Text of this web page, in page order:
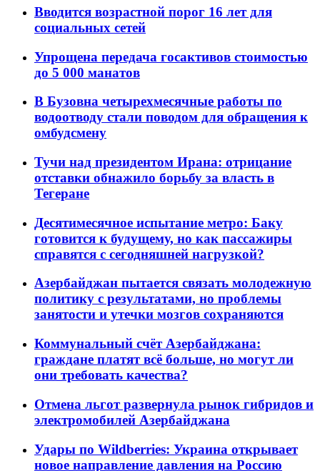
Вводится возрастной порог 16 лет для
социальных сетей
Упрощена передача госактивов стоимостью
до 5 000 манатов
В Бузовна четырехмесячные работы по
водоотводу стали поводом для обращения к
омбудсмену
Тучи над президентом Ирана: отрицание
отставки обнажило борьбу за власть в
Тегеране
Десятимесячное испытание метро: Баку
готовится к будущему, но как пассажиры
справятся с сегодняшней нагрузкой?
Азербайджан пытается связать молодежную
политику с результатами, но проблемы
занятости и утечки мозгов сохраняются
Коммунальный счёт Азербайджана:
граждане платят всё больше, но могут ли
они требовать качества?
Отмена льгот развернула рынок гибридов и
электромобилей Азербайджана
Удары по Wildberries: Украина открывает
новое направление давления на Россию